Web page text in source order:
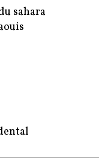
sahara